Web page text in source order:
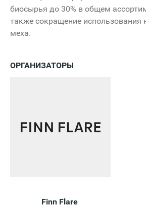
биосырья до 30% в общем
также сокращение использования
меха.
ОРГАНИЗАТОРЫ
Finn Flare